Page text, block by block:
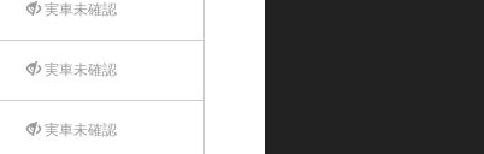
実車未確認
実車未確認
実車未確認